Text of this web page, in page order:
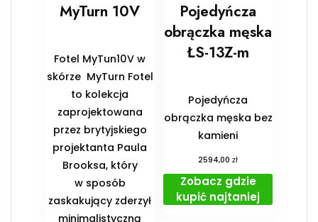
MyTurn 10V
Fotel MyTun10V w
skórze MyTurn Fotel
to kolekcja
zaprojektowana
przez brytyjskiego
projektanta Paula
Brooksa, który
w sposób
zaskakujący zderzył
minimalistyczną
Pojedyńcza
obrączka męska
ŁS-13Z-m
Pojedyńcza
obrączka męska bez
kamieni
2594,00zł
Zobacz gdzie
kupić najtaniej